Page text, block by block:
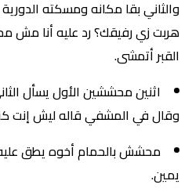
والثاني بقا مكانه ومسكته
هربت زي رفيقك؟ رد عليه أنا
القبر أتمشى.
اثنين محششين الأول يسأل
وقال في المشفي قاله ليش إنت
محشش بالحمام أخوه يطق
يمين.